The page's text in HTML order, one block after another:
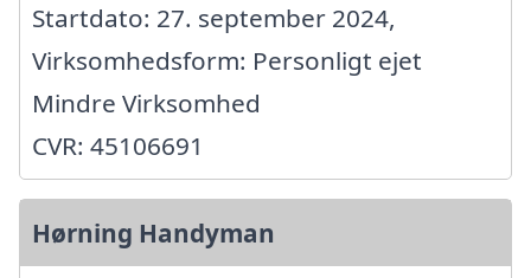
Startdato: 27. september 2024,
Virksomhedsform: Personligt ejet
Mindre Virksomhed
CVR: 45106691
Hørning Handyman